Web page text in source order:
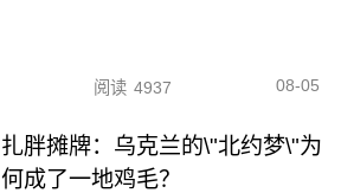
阅读 4937 08-05
扎胖摊牌：乌克兰的\"北约梦\"为
何成了一地鸡毛？